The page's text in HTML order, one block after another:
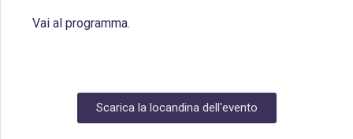
Vai al programma.
Scarica la locandina dell'evento